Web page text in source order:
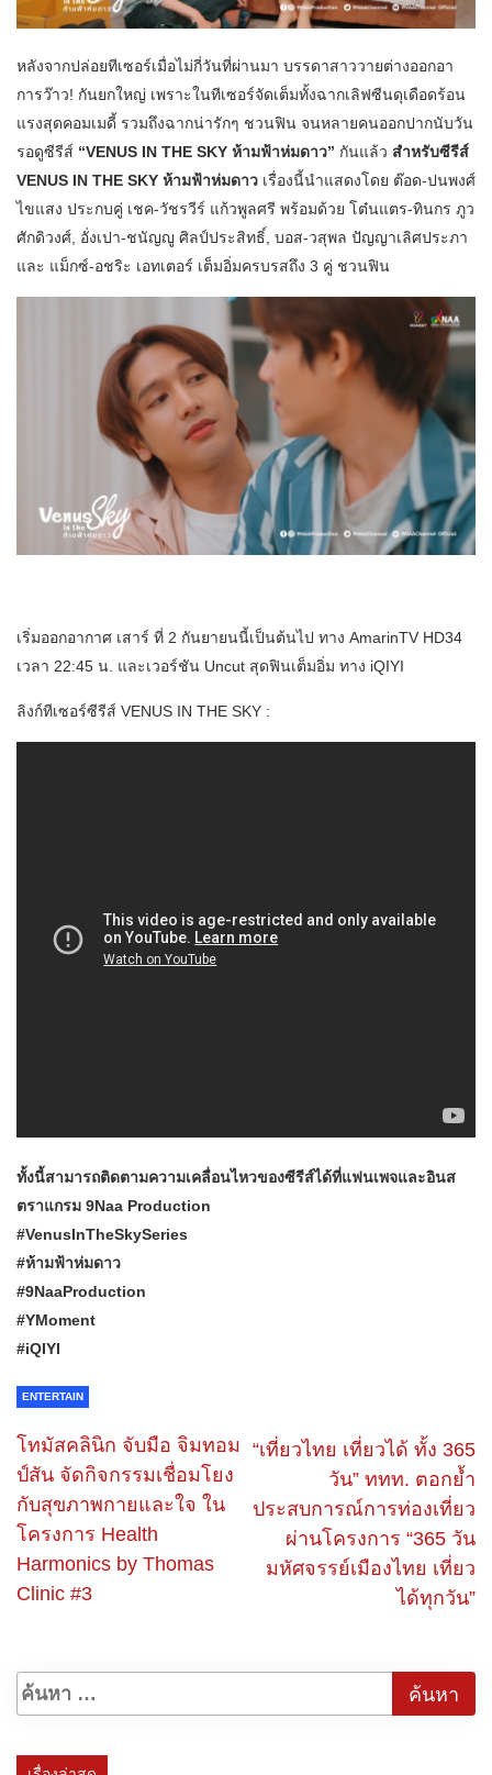
หลังจากปล่อยทีเซอร์เมื่อไม่กี่วันที่ผ่านมา บรรดาสาววายต่างออกอา
การว๊าว! กันยกใหญ่ เพราะในทีเซอร์จัดเต็มทั้งฉากเลิฟซีนดุเดือดร้อน
แรงสุดคอมเมดี้ รวมถึงฉากน่ารักๆ ชวนฟิน จนหลายคนออกปากนับวัน
รอดูซีรีส์ “VENUS IN THE SKY ห้ามฟ้าห่มดาว” กันแล้ว สำหรับซีรีส์
VENUS IN THE SKY ห้ามฟ้าห่มดาว เรื่องนี้นำแสดงโดย ต๊อด-ปนพงศ์
ไขแสง ประกบคู่ เชค-วัชรวีร์ แก้วพูลศรี พร้อมด้วย โต๋นแตร-ทินกร ภูว
ศักดิวงศ์, อั่งเปา-ชนัญญู ศิลป์ประสิทธิ์, บอส-วสุพล ปัญญาเลิศประภา
และ แม็กซ์-อชริะ เอทเตอร์ เต็มอิ่มครบรสถึง 3 คู่ ชวนฟิน
เริ่มออกอากาศ เสาร์ ที่ 2 กันยายนนี้เป็นต้นไป ทาง AmarinTV HD34
เวลา 22:45 น. และเวอร์ชัน Uncut สุดฟินเต็มอิ่ม ทาง iQIYI
ลิงก์ทีเซอร์ซีรีส์ VENUS IN THE SKY :
ทั้งนี้สามารถติดตามความเคลื่อนไหวของซีรีส์ได้ที่แฟนเพจและอินส
ตราแกรม 9Naa Production
#VenusInTheSkySeries
#ห้ามฟ้าห่มดาว
#9NaaProduction
#YMoment
#iQIYI
ENTERTAIN
โทมัสคลินิก จับมือ จิมทอม
ป์สัน จัดกิจกรรมเชื่อมโยง
กับสุขภาพกายและใจ ใน
โครงการ Health
Harmonics by Thomas
Clinic #3
“เที่ยวไทย เที่ยวได้ ทั้ง 365
วัน” ททท. ตอกย้ำ
ประสบการณ์การท่องเที่ยว
ผ่านโครงการ “365 วัน
มหัศจรรย์เมืองไทย เที่ยว
ได้ทุกวัน”